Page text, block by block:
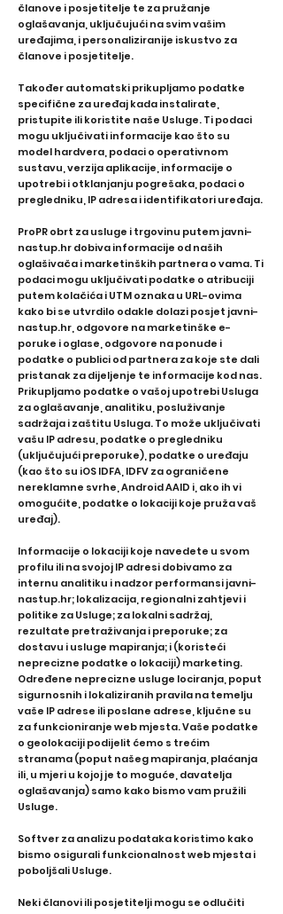
članove i posjetitelje te za pružanje
oglašavanja, uključujući na svim vašim
uređajima, i personaliziranije iskustvo za
članove i posjetitelje.
Također automatski prikupljamo podatke
specifične za uređaj kada instalirate,
pristupite ili koristite naše Usluge. Ti podaci
mogu uključivati ​​informacije kao što su
model hardvera, podaci o operativnom
sustavu, verzija aplikacije, informacije o
upotrebi i otklanjanju pogrešaka, podaci o
pregledniku, IP adresa i identifikatori uređaja.
ProPR obrt za usluge i trgovinu putem javni-
nastup.hr dobiva informacije od naših
oglašivača i marketinških partnera o vama. Ti
podaci mogu uključivati ​​podatke o atribuciji
putem kolačića i UTM oznaka u URL-ovima
kako bi se utvrdilo odakle dolazi posjet javni-
nastup.hr, odgovore na marketinške e-
poruke i oglase, odgovore na ponude i
podatke o publici od partnera za koje ste dali
pristanak za dijeljenje te informacije kod nas.
Prikupljamo podatke o vašoj upotrebi Usluga
za oglašavanje, analitiku, posluživanje
sadržaja i zaštitu Usluga. To može uključivati ​​
vašu IP adresu, podatke o pregledniku
(uključujući preporuke), podatke o uređaju
(kao što su iOS IDFA, IDFV za ograničene
nereklamne svrhe, Android AAID i, ako ih vi
omogućite, podatke o lokaciji koje pruža vaš
uređaj).
Informacije o lokaciji koje navedete u svom
profilu ili na svojoj IP adresi dobivamo za
internu analitiku i nadzor performansi javni-
nastup.hr; lokalizacija, regionalni zahtjevi i
politike za Usluge; za lokalni sadržaj,
rezultate pretraživanja i preporuke; za
dostavu i usluge mapiranja; i (koristeći
neprecizne podatke o lokaciji) marketing.
Određene neprecizne usluge lociranja, poput
sigurnosnih i lokaliziranih pravila na temelju
vaše IP adrese ili poslane adrese, ključne su
za funkcioniranje web mjesta. Vaše podatke
o geolokaciji podijelit ćemo s trećim
stranama (poput našeg mapiranja, plaćanja
ili, u mjeri u kojoj je to moguće, davatelja
oglašavanja) samo kako bismo vam pružili
Usluge.
Softver za analizu podataka koristimo kako
bismo osigurali funkcionalnost web mjesta i
poboljšali Usluge.
Neki članovi ili posjetitelji mogu se odlučiti